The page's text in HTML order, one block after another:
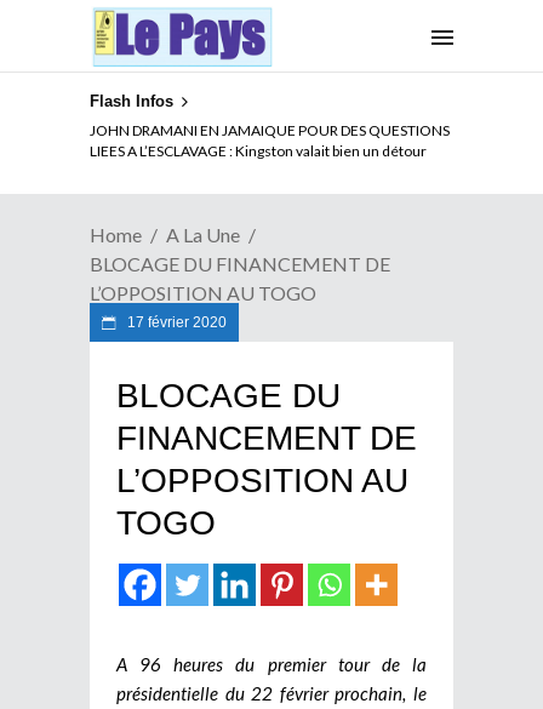
Flash Infos
JOHN DRAMANI EN JAMAIQUE POUR DES QUESTIONS
LIEES A L’ESCLAVAGE : Kingston valait bien un détour
ELECTION DE TALON A LA TETE DU SENAT BENINOIS :
Quand Patrice quitte le pouvoir sans partir !
Home
A La Une
BLOCAGE DU FINANCEMENT DE
L’OPPOSITION AU TOGO
17 février 2020
BLOCAGE DU
FINANCEMENT DE
L’OPPOSITION AU
TOGO
A 96 heures du premier tour de la
présidentielle du 22 février prochain, le